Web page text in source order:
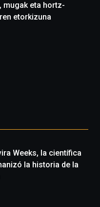
mugak eta hortz-
etorkizuna
Weeks, la científica
la historia de la